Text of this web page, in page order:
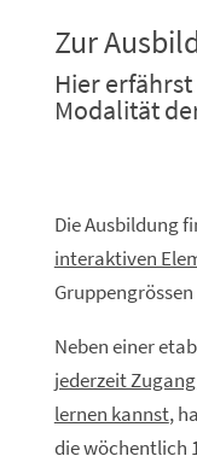
Zur
Hier
Modalität
Die Ausbildung
interaktiven
Neben einer
jederzeit
lernen kannst,
die wöchentlich